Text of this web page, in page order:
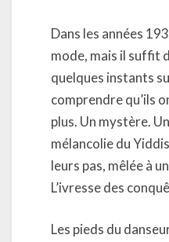
Dans les années
mode, mais il suffit
quelques instants
comprendre qu’ils
plus. Un mystère.
mélancolie du
leurs pas, mêlée à
L’ivresse des
Les pieds du